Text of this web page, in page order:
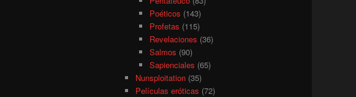
Poéticos (143)
Profetas (115)
Revelaciones (36)
Salmos (90)
Sapienciales (65)
Nunsploitation (35)
Películas eróticas (72)